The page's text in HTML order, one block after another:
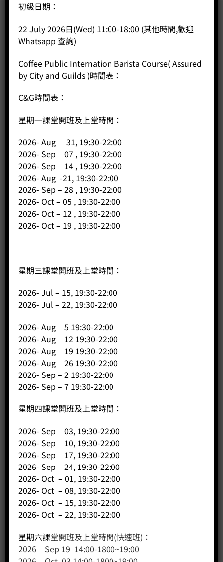
公司
導師簡介
商店（產品）
課程/工作坊
客戶服務
聯絡我們
網站地圖
友站連結
產品分類
咖啡課程
初級日期：
22 July 2026日(Wed) 11:00-18:00 (其他時間,歡迎
Whatsapp 查詢)
Coffee Public Internation Barista Course( Assured
by City and Guilds )時間表：
C&G時間表：
星期一課堂開班及上堂時間：
2026- Aug – 31, 19:30-22:00
2026- Sep – 07 , 19:30-22:00
2026- Sep – 14 , 19:30-22:00
2026- Aug -21, 19:30-22:00
2026- Sep – 28 , 19:30-22:00
2026- Oct – 05 , 19:30-22:00
2026- Oct – 12 , 19:30-22:00
2026- Oct – 19 , 19:30-22:00
星期三課堂開班及上堂時間：
2026- Jul – 15, 19:30-22:00
2026- Jul – 22, 19:30-22:00
2026- Aug – 5 19:30-22:00
2026- Aug – 12 19:30-22:00
2026- Aug – 19 19:30-22:00
2026- Aug – 26 19:30-22:00
2026- Sep – 2 19:30-22:00
2026- Sep – 7 19:30-22:00
星期四課堂開班及上堂時間：
2026- Sep – 03, 19:30-22:00
2026- Sep – 10, 19:30-22:00
2026- Sep – 17, 19:30-22:00
2026- Sep – 24, 19:30-22:00
2026- Oct – 01, 19:30-22:00
2026- Oct – 08, 19:30-22:00
2026- Oct – 15, 19:30-22:00
2026- Oct – 22, 19:30-22:00
星期六課堂開班及上堂時間(快速班)：
2026 – Sep 19 14:00-1800~19:00